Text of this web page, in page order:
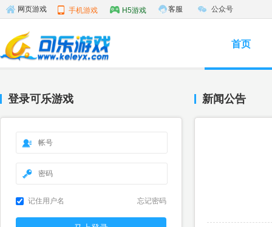
网页游戏 手机游戏 H5游戏 客服 公众号
首页
登录可乐游戏
记住用户名 忘记密码
新闻公告